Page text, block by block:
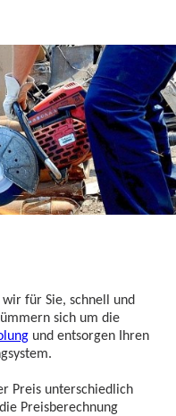
für Sie, schnell und
sich um die
und entsorgen Ihren
Preis unterschiedlich
Preisberechnung